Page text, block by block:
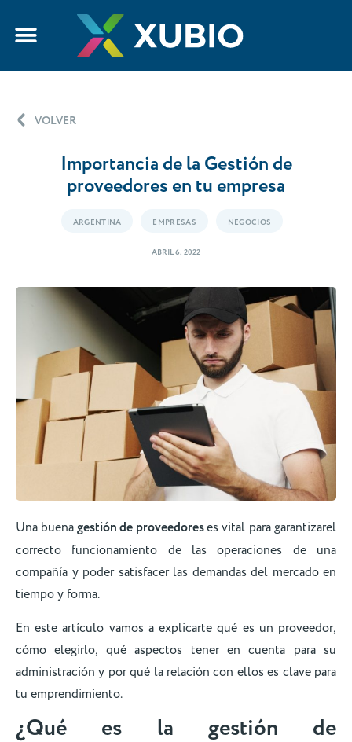
VOLVER
Importancia de la Gestión de
proveedores en tu empresa
ARGENTINA EMPRESAS NEGOCIOS
ABRIL 6, 2022
Una buenagestión de proveedoreses vital para garantizarel
correcto funcionamiento de las operaciones de una
compañía y poder satisfacer las demandas del mercado en
tiempo y forma.
En este artículo vamos a explicarte qué es un proveedor,
cómo elegirlo, qué aspectos tener en cuenta para su
administración y por qué la relación con ellos es clave para
tu emprendimiento.
¿Qué es la gestión de